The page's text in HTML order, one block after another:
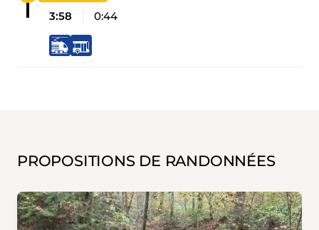
3:58
0:44
PROPOSITIONS DE RANDONNÉES